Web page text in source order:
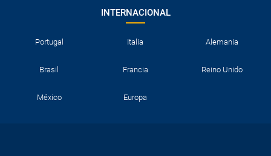
INTERNACIONAL
Portugal Italia Alemania
Brasil Francia Reino Unido
México Europa